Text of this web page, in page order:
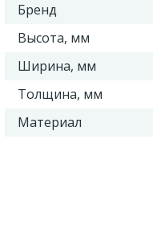
Бренд
Высота, мм
Ширина, мм
Толщина, мм
Материал